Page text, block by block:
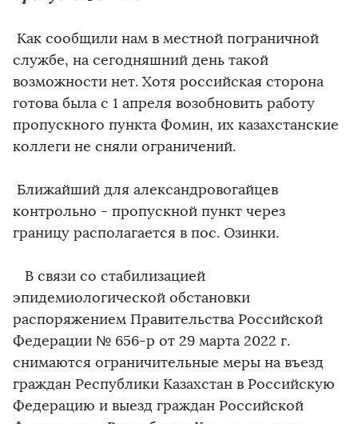
Как сообщили нам в местной пограничной
службе, на сегодняшний день такой
возможности нет. Хотя российская сторона
готова была с 1 апреля возобновить работу
пропускного пункта Фомин, их казахстанские
коллеги не сняли ограничений.
Ближайший для александровогайцев
контрольно - пропускной пункт через
границу располагается в пос. Озинки.
В связи со стабилизацией
эпидемиологической обстановки
распоряжением Правительства Российской
Федерации № 656-р от 29 марта 2022 г.
снимаются ограничительные меры на въезд
граждан Республики Казахстан в Российскую
Федерацию и выезд граждан Российской